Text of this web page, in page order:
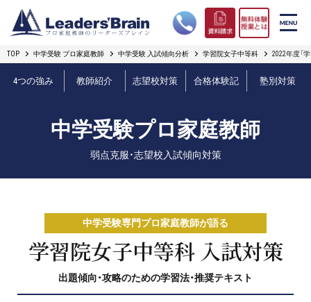
リーダーズブレインの強み
プロ教師紹介
無料体験授業とは
短期フリープラン
TOP 中学受験 プロ家庭教師 中学受験 入試傾向分析 学習院女子中等科 2022年度「
4つの強み 教師紹介 志望校対策 合格体験記 塾別対策
中学受験プロ家庭教師
弱点克服・志望校入試傾向対策
中学受験専門プロ家庭教師が語る
学習院女子中等科 入試対策
出題傾向・攻略のための学習法・推奨テキスト